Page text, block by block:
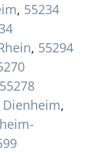
, 55234
, 55294
55278
Dienheim,